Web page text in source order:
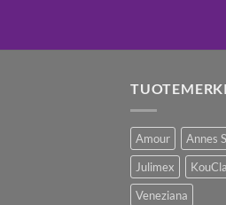
Amour Annes
Julimex
KouCla
Veneziana